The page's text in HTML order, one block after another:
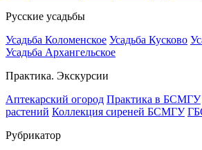
Русские усадьбы
Усадьба Коломенское Усадьба Кусково
Усадьба Архангельское
Практика. Экскурсии
Аптекарский огород Практика в БСМГУ
растений Коллекция сиреней БСМГУ
Рубрикатор